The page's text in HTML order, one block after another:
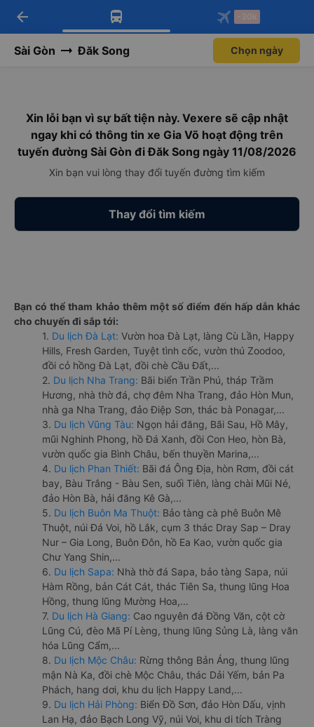
Tải app Vexere ngay!
Nhận ưu đãi thành viên độc
Mở app
Tải app Vexere
-30k/ghế khi đặt vé máy bay qua
Mở app
arrow_back -30k
Sài Gòn Đăk Song Chọn ngày
Xin lỗi bạn vì sự bất tiện này. Vexere sẽ cập nhật
ngay khi có thông tin xe Gia Võ hoạt động trên
tuyến đường Sài Gòn đi Đăk Song ngày 11/08/2026
Xin bạn vui lòng thay đổi tuyến đường tìm kiếm
Thay đổi tìm kiếm
Bạn có thể tham khảo thêm một số điểm đến hấp dẫn khác
cho chuyến đi sắp tới:
1. Du lịch Đà Lạt: Vườn hoa Đà Lạt, làng Cù Lần, Happy
Hills, Fresh Garden, Tuyệt tình cốc, vườn thú Zoodoo,
đồi cỏ hồng Đà Lạt, đồi chè Cầu Đất,...
2. Du lịch Nha Trang: Bãi biển Trần Phú, tháp Trầm
Hương, nhà thờ đá, chợ đêm Nha Trang, đảo Hòn Mun,
nhà ga Nha Trang, đảo Điệp Sơn, thác bà Ponagar,...
3. Du lịch Vũng Tàu: Ngọn hải đăng, Bãi Sau, Hồ Mây,
mũi Nghinh Phong, hồ Đá Xanh, đồi Con Heo, hòn Bà,
vườn quốc gia Bình Châu, bến thuyền Marina,...
4. Du lịch Phan Thiết: Bãi đá Ông Địa, hòn Rơm, đồi cát
bay, Bàu Trắng - Bàu Sen, suối Tiên, làng chài Mũi Né,
đảo Hòn Bà, hải đăng Kê Gà,...
5. Du lịch Buôn Ma Thuột: Bảo tàng cà phê Buôn Mê
Thuột, núi Đá Voi, hồ Lắk, cụm 3 thác Dray Sap – Dray
Nur – Gia Long, Buôn Đôn, hồ Ea Kao, vườn quốc gia
Chư Yang Shin,...
6. Du lịch Sapa: Nhà thờ đá Sapa, bảo tàng Sapa, núi
Hàm Rồng, bản Cát Cát, thác Tiên Sa, thung lũng Hoa
Hồng, thung lũng Mường Hoa,...
7. Du lịch Hà Giang: Cao nguyên đá Đồng Văn, cột cờ
Lũng Cú, đèo Mã Pí Lèng, thung lũng Sủng Là, làng văn
hóa Lũng Cẩm,...
8. Du lịch Mộc Châu: Rừng thông Bản Áng, thung lũng
mận Nà Ka, đồi chè Mộc Châu, thác Dải Yếm, bản Pa
Phách, hang dơi, khu du lịch Happy Land,...
9. Du lịch Hải Phòng: Biển Đồ Sơn, đảo Hòn Dấu, vịnh
Lan Hạ, đảo Bạch Long Vỹ, núi Voi, khu di tích Tràng